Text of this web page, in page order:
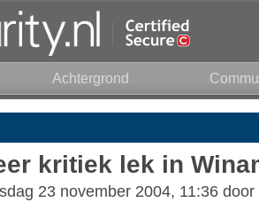
Achtergrond
kritiek lek in
23 november 2004, 11:36 door